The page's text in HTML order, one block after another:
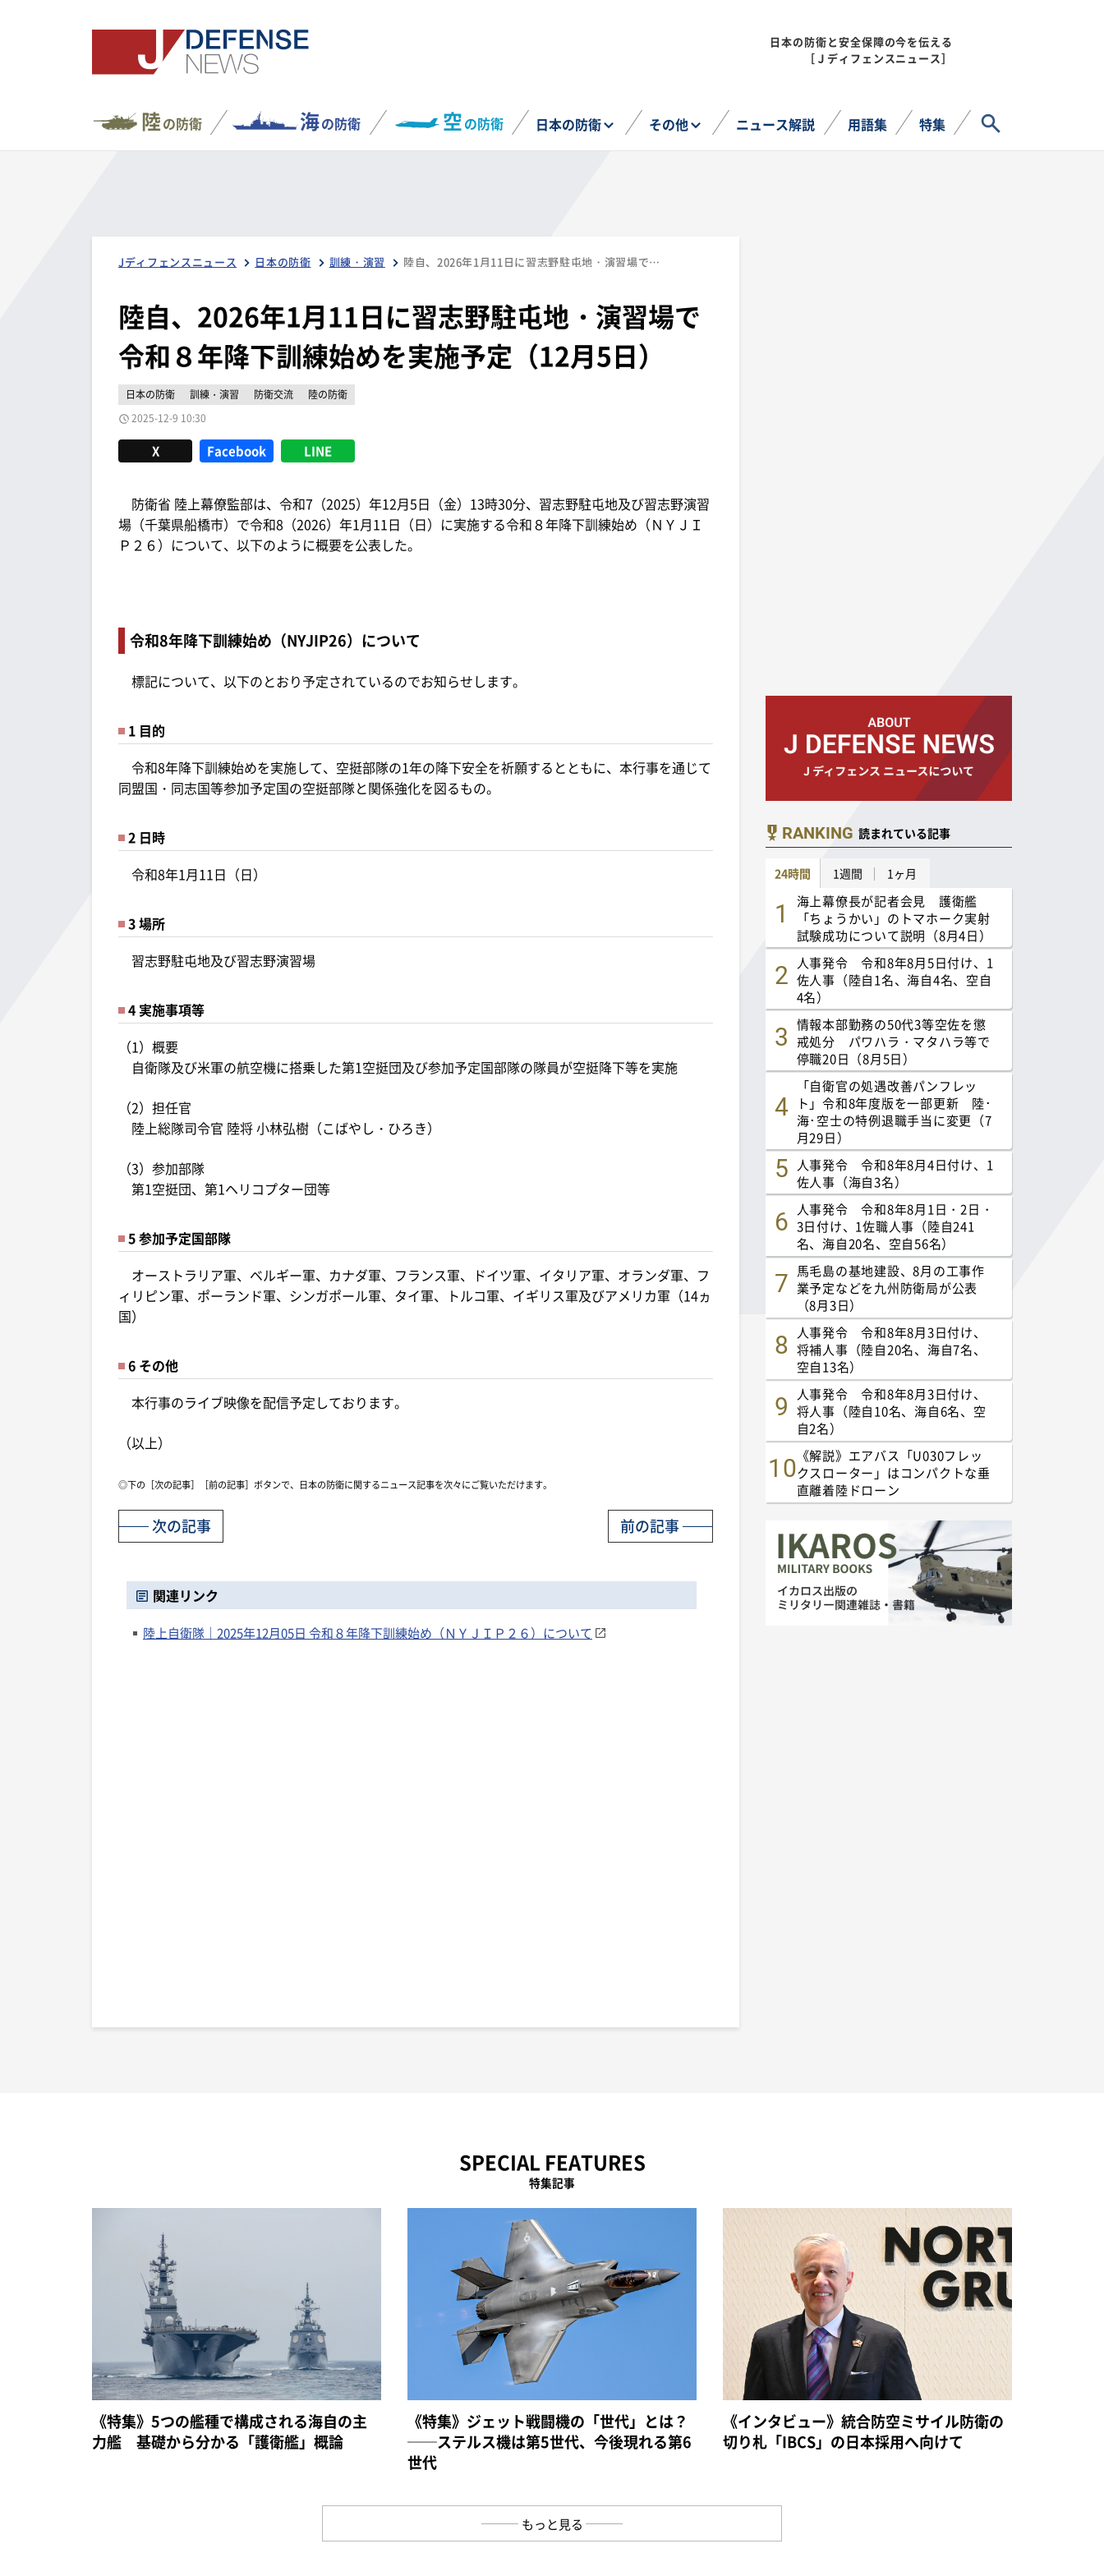
日本の防衛と安全保障の今を伝える
［Ｊディフェンスニュース］
陸の防衛 海の防衛 空の防衛 日本の防衛 その他 ニュース解説 用語集 特集
Jディフェンスニュース 日本の防衛 訓練・演習 陸自、2026年1月11日に習志野駐屯地・演習場で令和８年降下訓練始めを実施予定（12月5日）
陸自、2026年1月11日に習志野駐屯地・演習場で
令和８年降下訓練始めを実施予定（12月5日）
日本の防衛 訓練・演習 防衛交流
陸の防衛
2025-12-9 10:30
X Facebook LINE
防衛省 陸上幕僚監部は、令和7（2025）年12月5日（金）13時30分、習志野駐屯地及び習志野演習
場（千葉県船橋市）で令和8（2026）年1月11日（日）に実施する令和８年降下訓練始め（ＮＹＪＩ
Ｐ２６）について、以下のように概要を公表した。
令和8年降下訓練始め（NYJIP26）について
標記について、以下のとおり予定されているのでお知らせします。
1 目的
令和8年降下訓練始めを実施して、空挺部隊の1年の降下安全を祈願するとともに、本行事を通じて
同盟国・同志国等参加予定国の空挺部隊と関係強化を図るもの。
2 日時
令和8年1月11日（日）
3 場所
習志野駐屯地及び習志野演習場
4 実施事項等
（1）概要
自衛隊及び米軍の航空機に搭乗した第1空挺団及び参加予定国部隊の隊員が空挺降下等を実施
（2）担任官
陸上総隊司令官 陸将 小林弘樹（こばやし・ひろき）
（3）参加部隊
第1空挺団、第1ヘリコプター団等
5 参加予定国部隊
オーストラリア軍、ベルギー軍、カナダ軍、フランス軍、ドイツ軍、イタリア軍、オランダ軍、フ
ィリピン軍、ポーランド軍、シンガポール軍、タイ軍、トルコ軍、イギリス軍及びアメリカ軍（14ヵ
国）
6 その他
本行事のライブ映像を配信予定しております。
（以上）
◎下の［次の記事］［前の記事］ボタンで、日本の防衛に関するニュース記事を次々にご覧いただけます。
前の記事
次の記事
関連リンク
陸上自衛隊｜2025年12月05日 令和８年降下訓練始め（ＮＹＪＩＰ２６）について
RANKING 読まれている記事
24時間 1週間 1ヶ月
海上幕僚長が記者会見 護衛艦
「ちょうかい」のトマホーク実射
試験成功について説明（8月4日）
人事発令 令和8年8月5日付け、1
佐人事（陸自1名、海自4名、空自
4名）
情報本部勤務の50代3等空佐を懲
戒処分 パワハラ・マタハラ等で
停職20日（8月5日）
「自衛官の処遇改善パンフレッ
ト」令和8年度版を一部更新 陸･
海･空士の特例退職手当に変更（7
月29日）
人事発令 令和8年8月4日付け、1
佐人事（海自3名）
人事発令 令和8年8月1日・2日・
3日付け、1佐職人事（陸自241
名、海自20名、空自56名）
馬毛島の基地建設、8月の工事作
業予定などを九州防衛局が公表
（8月3日）
人事発令 令和8年8月3日付け、
将補人事（陸自20名、海自7名、
空自13名）
人事発令 令和8年8月3日付け、
将人事（陸自10名、海自6名、空
自2名）
《解説》エアバス「U030フレッ
クスローター」はコンパクトな垂
直離着陸ドローン
SPECIAL FEATURES
特集記事
《特集》5つの艦種で構成される海自の主
力艦 基礎から分かる「護衛艦」概論
《特集》ジェット戦闘機の「世代」とは？
──ステルス機は第5世代、今後現れる第6
世代
《インタビュー》統合防空ミサイル防衛の
切り札「IBCS」の日本採用へ向けて
もっと見る